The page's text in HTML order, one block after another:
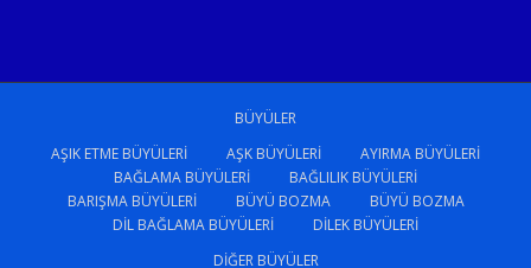
BÜYÜLER
AŞIK ETME BÜYÜLERI
AŞK BÜYÜLERI
AYIRMA BÜYÜLERI
BAĞLAMA BÜYÜLERI
BAĞLILIK BÜYÜLERI
BARIŞMA BÜYÜLERI
BÜYÜ BOZMA
BÜYÜ BOZMA
DIL BAĞLAMA BÜYÜLERI
DILEK BÜYÜLERI
DIĞER BÜYÜLER